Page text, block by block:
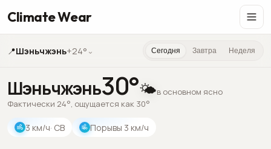
Climate Wear
📍Шэньчжэнь+24° ⌄ Сегодня Завтра Неделя
Шэньчжэнь30°🌤️в основном ясно
Фактически 24°, ощущается как 30°
3 км/ч· СВ Порывы 3 км/ч